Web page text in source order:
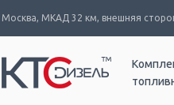
Москва, МКАД 32 км, внешняя